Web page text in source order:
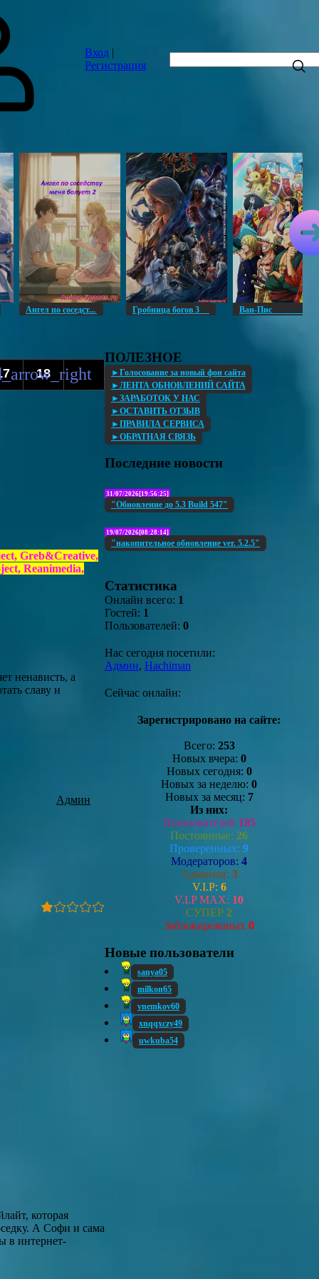
Вход |
Регистрация
Ангел по соседст... Гробница богов 3 Ван-
18
Greb&Creative,
Reanimedia,
ненависть, а
славу и
Админ
которая
А Софи и сама
в интернет-
ПОЛЕЗНОЕ
►Голосование за новый фон сайта
►ЛЕНТА ОБНОВЛЕНИЙ САЙТА
►ЗАРАБОТОК У НАС
►ОСТАВИТЬ ОТЗЫВ
►ПРАВИЛА СЕРВИСА
►ОБРАТНАЯ СВЯЗЬ
Последние новости
31/07/2026[19:56:25]
"Обновление до 5.3 Build 547"
19/07/2026[08:28:14]
"накопительное обновление ver. 5.2.5"
Статистика
Онлайн всего: 1
Гостей: 1
Пользователей: 0
Нас сегодня посетили:
Админ, Hachiman
Сейчас онлайн:
Зарегистрировано на сайте:
Всего: 253
Новых вчера: 0
Новых сегодня: 0
Новых за неделю: 0
Новых за месяц: 7
Из них:
Пользователей 185
Постоянные: 26
Проверенных: 9
Модераторов: 4
Админов: 3
V.I.P: 6
V.I.P MAX: 10
СУПЕР 2
Заблокированых 0
Новые пользователи
sanya05
milkon65
vnemkov60
xnqqxczy49
uwkuba54